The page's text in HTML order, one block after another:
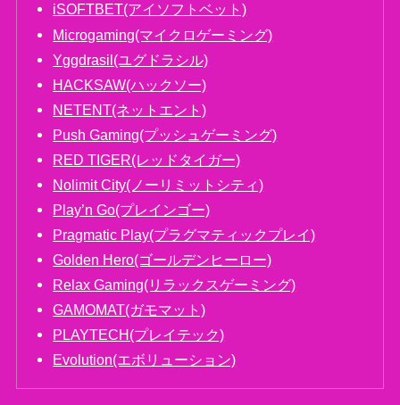
iSOFTBET(アイソフトベット)
Microgaming(マイクロゲーミング)
Yggdrasil(ユグドラシル)
HACKSAW(ハックソー)
NETENT(ネットエント)
Push Gaming(プッシュゲーミング)
RED TIGER(レッドタイガー)
Nolimit City(ノーリミットシティ)
Play’n Go(プレインゴー)
Pragmatic Play(プラグマティックプレイ)
Golden Hero(ゴールデンヒーロー)
Relax Gaming(リラックスゲーミング)
GAMOMAT(ガモマット)
PLAYTECH(プレイテック)
Evolution(エボリューション)